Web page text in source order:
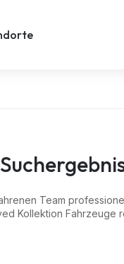
Team
Kollektion Fahrzeuge